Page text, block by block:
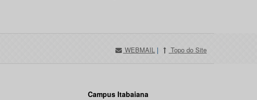
WEBMAIL | Topo do Site
Campus Itabaiana